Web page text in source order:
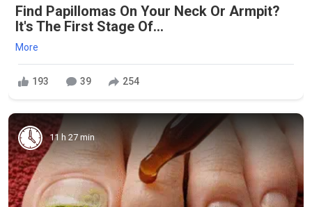
Find Papillomas On Your Neck Or Armpit?
It's The First Stage Of...
More
193 39 254
11 h 27 min